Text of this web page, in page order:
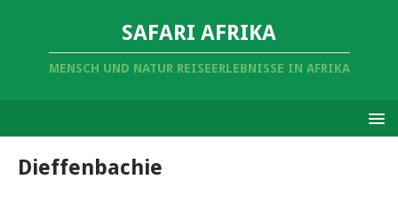
SAFARI AFRIKA
MENSCH UND NATUR REISEERLEBNISSE IN AFRIKA
Dieffenbachie